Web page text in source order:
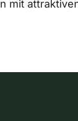
mit